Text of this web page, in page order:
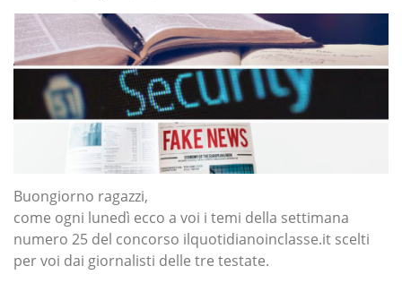
Buongiorno ragazzi,
come ogni lunedì ecco a voi i temi della settimana
numero 25 del concorso ilquotidianoinclasse.it scelti
per voi dai giornalisti delle tre testate.